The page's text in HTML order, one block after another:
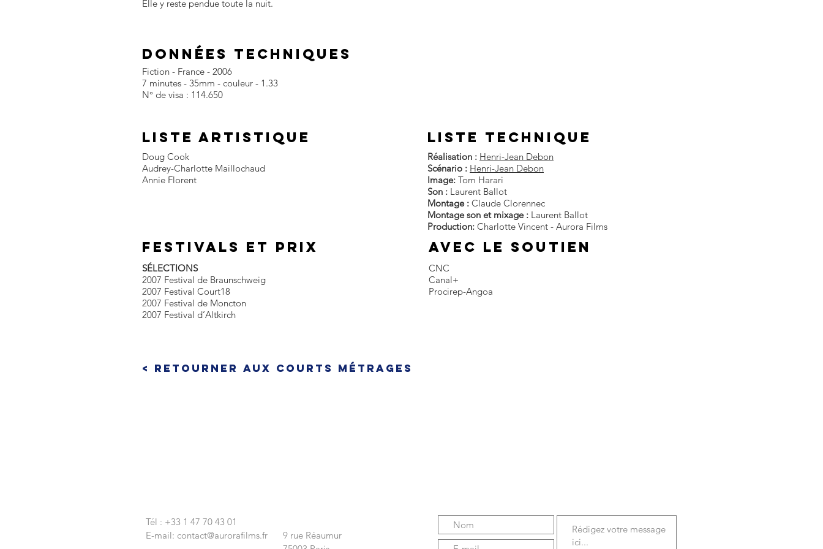
Elle y reste pendue toute la nuit.
DONNÉES TECHNIQUES
Fiction - France - 2006
7 minutes - 35mm - couleur - 1.33
N° de visa : 114.650
LISTE ARTISTIQUE
Doug Cook
Audrey-Charlotte Maillochaud
Annie Florent
liste techniQUE
Réalisation : Henri-Jean Debon
Scénario : Henri-Jean Debon
Image: Tom Harari
Son : Laurent Ballot
Montage : Claude Clorennec
Montage son et mixage : Laurent Ballot
Production: Charlotte Vincent - Aurora Films
FESTIVALS et prix
SÉLECTIONS
2007 Festival de Braunschweig
2007 Festival Court18
2007 Festival de Moncton
2007 Festival d’Altkirch
AVEC LE SOUTIEN
CNC
Canal+
Procirep-Angoa
< Retourner aux courts métrages
Tél : +33 1 47 70 43 01
E-mail: contact@aurorafilms.fr
9 rue Réaumur